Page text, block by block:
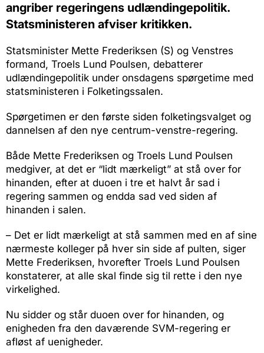
angriber regeringens udlændingepolitik.
Statsministeren afviser kritikken.
Statsminister Mette Frederiksen (S) og Venstres
formand, Troels Lund Poulsen, debatterer
udlændingepolitik under onsdagens spørgetime med
statsministeren i Folketingssalen.
Spørgetimen er den første siden folketingsvalget og
dannelsen af den nye centrum-venstre-regering.
Både Mette Frederiksen og Troels Lund Poulsen
medgiver, at det er “lidt mærkeligt” at stå over for
hinanden, efter at duoen i tre et halvt år sad i
regering sammen og endda sad ved siden af
hinanden i salen.
– Det er lidt mærkeligt at stå sammen med en af sine
nærmeste kolleger på hver sin side af pulten, siger
Mette Frederiksen, hvorefter Troels Lund Poulsen
konstaterer, at alle skal finde sig til rette i den nye
virkelighed.
Nu sidder og står duoen over for hinanden, og
enigheden fra den daværende SVM-regering er
afløst af uenigheder.